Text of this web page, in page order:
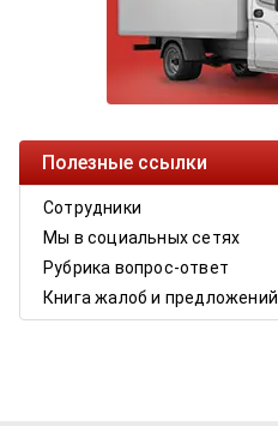
Полезные ссылки
Сотрудники
Мы в социальных сетях
Рубрика вопрос-ответ
Книга жалоб и предложений